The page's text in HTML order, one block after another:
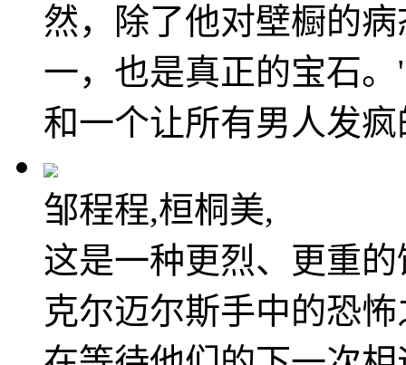
然，除了他对壁橱的
一，也是真正的宝石
和一个让所有男人发
邹程程,桓桐美,
这是一种更烈、更重
克尔迈尔斯手中的恐